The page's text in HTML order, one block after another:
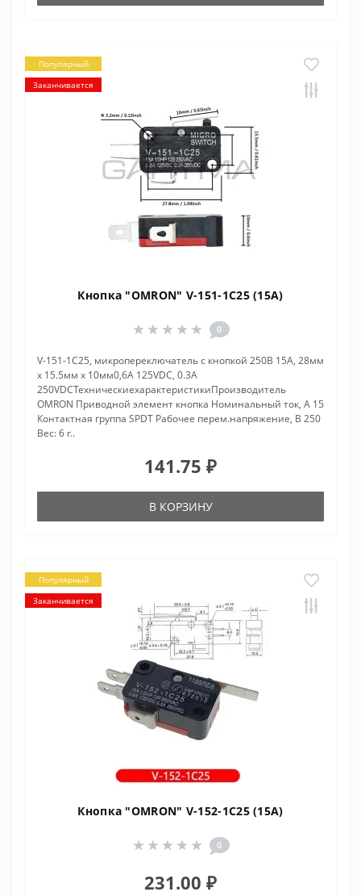
Популярный
Заканчивается
Кнопка "OMRON" V-151-1C25 (15A)
0
V-151-1C25, микропереключатель с кнопкой 250В 15А, 28мм
х 15.5мм х 10мм0,6A 125VDC, 0.3A
250VDCТехническиехарактеристикиПроизводитель
OMRON Приводной элемент кнопка Номинальный ток, А 15
Контактная группа SPDT Рабочее перем.напряжение, В 250
Вес: 6 г..
141.75 ₽
В КОРЗИНУ
Популярный
Заканчивается
Кнопка "OMRON" V-152-1C25 (15A)
0
231.00 ₽